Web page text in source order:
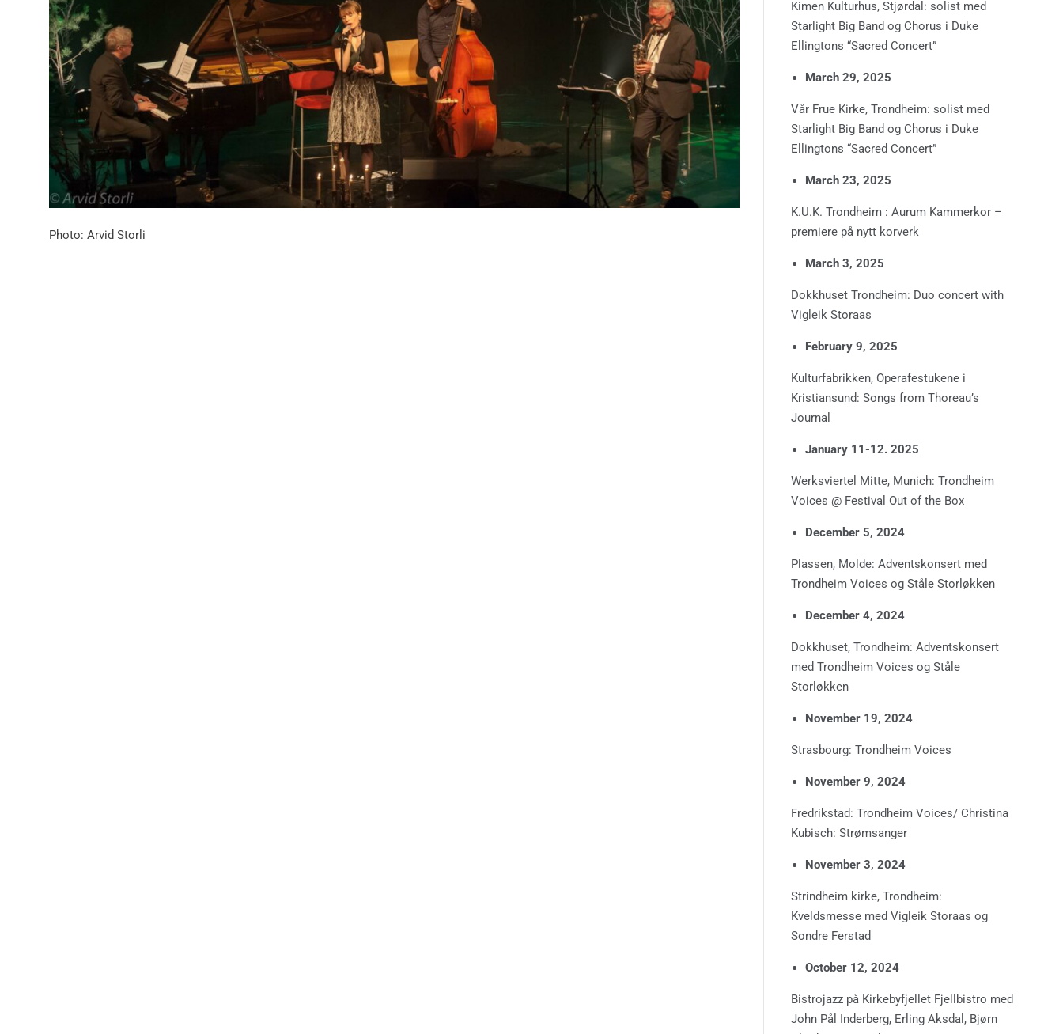
Photo: Arvid Storli
Kimen Kulturhus, Stjørdal: solist med
Starlight Big Band og Chorus i Duke
Ellingtons “Sacred Concert”
March 29, 2025
Vår Frue Kirke, Trondheim: solist med
Starlight Big Band og Chorus i Duke
Ellingtons “Sacred Concert”
March 23, 2025
K.U.K. Trondheim : Aurum Kammerkor –
premiere på nytt korverk
March 3, 2025
Dokkhuset Trondheim: Duo concert with
Vigleik Storaas
February 9, 2025
Kulturfabrikken, Operafestukene i
Kristiansund: Songs from Thoreau’s
Journal
January 11-12. 2025
Werksviertel Mitte, Munich: Trondheim
Voices @ Festival Out of the Box
December 5, 2024
Plassen, Molde: Adventskonsert med
Trondheim Voices og Ståle Storløkken
December 4, 2024
Dokkhuset, Trondheim: Adventskonsert
med Trondheim Voices og Ståle
Storløkken
November 19, 2024
Strasbourg: Trondheim Voices
November 9, 2024
Fredrikstad: Trondheim Voices/ Christina
Kubisch: Strømsanger
November 3, 2024
Strindheim kirke, Trondheim:
Kveldsmesse med Vigleik Storaas og
Sondre Ferstad
October 12, 2024
Bistrojazz på Kirkebyfjellet Fjellbistro med
John Pål Inderberg, Erling Aksdal, Bjørn